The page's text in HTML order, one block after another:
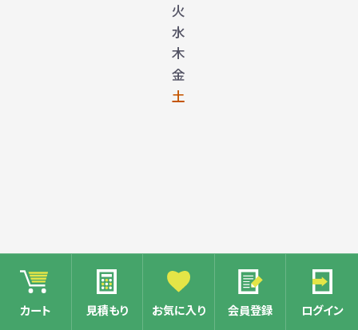
カート 見積もり お気に入り 会員登録 ログイン
火
水
木
金
土
1